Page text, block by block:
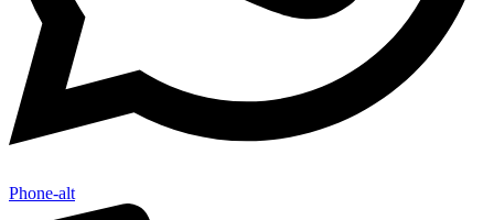
Phone-alt